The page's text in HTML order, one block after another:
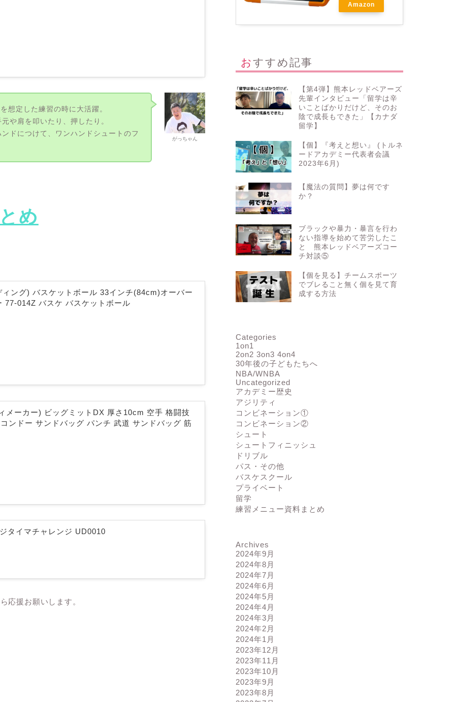
がっちゃん
想定した練習の時に大活躍。
や肩を叩いたり、押したり。
ドにつけて、ワンハンドシュートのフ
め
ング) バスケットボール 33インチ(84cm)オーバー
77-014Z バスケ バスケットボール
メーカー) ビッグミットDX 厚さ10cm 空手 格闘技
ンドー サンドバッグ パンチ 武道 サンドバッグ 筋
タイマチャレンジ UD0010
応援お願いします。
Amazon
おすすめ記事
【第4弾】熊本レッドベアーズ
先輩インタビュー「留学は辛
いことばかりだけど、そのお
陰で成長もできた」【カナダ
留学】
【個】『考えと想い』 (トルネ
ードアカデミー代表者会議
2023年6月)
【魔法の質問】夢は何です
か？
ブラックや暴力・暴言を行わ
ない指導を始めて苦労したこ
と 熊本レッドベアーズコー
チ対談⑤
【個を見る】チームスポーツ
でブレること無く個を見て育
成する方法
Categories
1on1
2on2 3on3 4on4
30年後の子どもたちへ
NBA/WNBA
Uncategorized
アカデミー歴史
アジリティ
コンビネーション①
コンビネーション②
シュート
シュートフィニッシュ
ドリブル
パス・その他
バスケスクール
プライベート
留学
練習メニュー資料まとめ
Archives
2024年9月
2024年8月
2024年7月
2024年6月
2024年5月
2024年4月
2024年3月
2024年2月
2024年1月
2023年12月
2023年11月
2023年10月
2023年9月
2023年8月